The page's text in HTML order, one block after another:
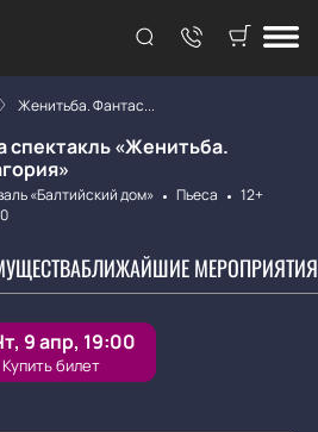
Женитьба. Фантас...
спектакль «Женитьба.
«Балтийский дом» Пьеса
12+
БЛИЖАЙШИЕ МЕРОПРИЯТИЯ